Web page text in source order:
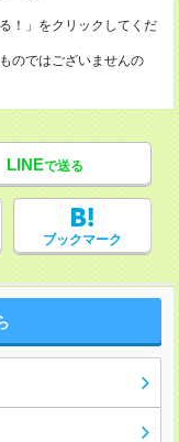
！」をクリックしてくだ
のではございませんの
LINEで送る
ブックマーク